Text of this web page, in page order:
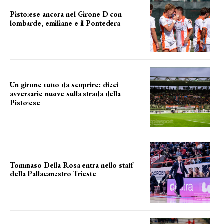
Pistoiese ancora nel Girone D con
lombarde, emiliane e il Pontedera
Un girone tutto da scoprire: dieci
avversarie nuove sulla strada della
Pistoiese
Tommaso Della Rosa entra nello staff
della Pallacanestro Trieste